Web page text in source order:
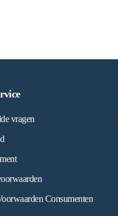
vragen
Consumenten